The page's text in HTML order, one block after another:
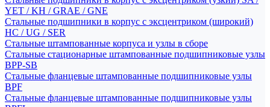
YET / KH / GRAE / GNE
Стальные подшипники в корпус с эксцентриком (широкий)
HC / UG / SER
Стальные штампованные корпуса и узлы в сборе
Стальные стационарные штампованные подшипниковые узлы
BPP-SB
Стальные фланцевые штампованные подшипниковые узлы
BPF
Стальные фланцевые штампованные подшипниковые узлы